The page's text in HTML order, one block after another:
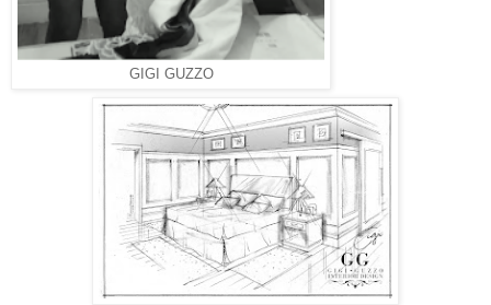
GIGI GUZZO